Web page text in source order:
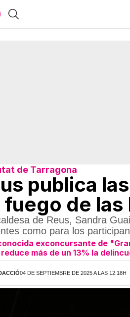
Buscar
de Tarragona
publica
fuego de
de Reus, Sandra
como para los
exconcursante de
reduce más de un 13% la
04 DE SEPTIEMBRE DE 2025 A LAS 12:18H